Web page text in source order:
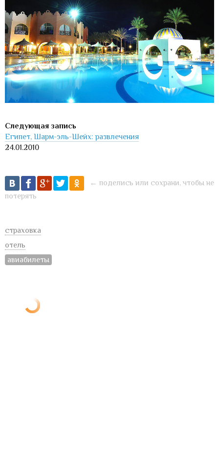
Египет, Шарм-эль-Шейх: развлечения
24.01.2010
← поделись или сохрани, чтобы не
потерять
страховка
отель
авиабилеты